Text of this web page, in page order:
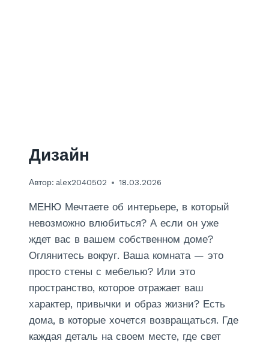
Дизайн
Автор: alex2040502 18.03.2026
МЕНЮ Мечтаете об интерьере, в который
невозможно влюбиться? А если он уже
ждет вас в вашем собственном доме?
Оглянитесь вокруг. Ваша комната — это
просто стены с мебелью? Или это
пространство, которое отражает ваш
характер, привычки и образ жизни? Есть
дома, в которые хочется возвращаться. Где
каждая деталь на своем месте, где свет